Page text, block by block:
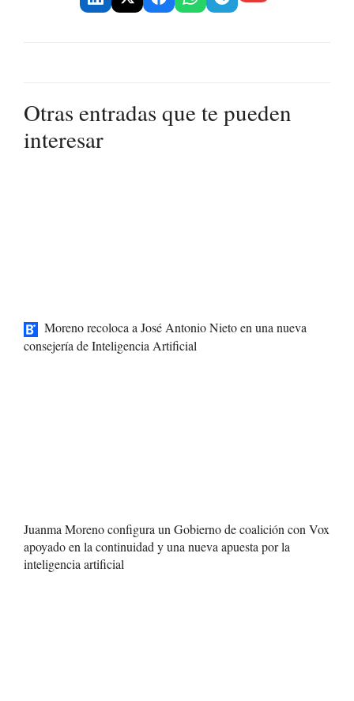
Otras entradas que te pueden
interesar
Moreno recoloca a José Antonio Nieto en una nueva
consejería de Inteligencia Artificial
Juanma Moreno configura un Gobierno de coalición con Vox
apoyado en la continuidad y una nueva apuesta por la
inteligencia artificial